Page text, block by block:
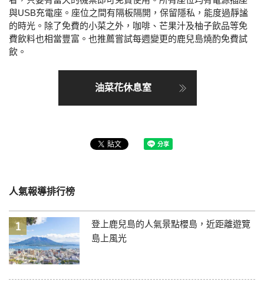
與USB充電座。座位之間有隔板隔開，保留隱私，能度過靜謐
的時光。除了免費的小菜之外，咖啡、芒果汁及柚子飲品等免
費飲料也相當豐富。也推薦嘗試每週變更的鹿兒島燒酌免費試
飲。
油菜花休息室
人氣報導排行榜
登上鹿兒島的人氣景點櫻島，近距離遊覽
島上風光